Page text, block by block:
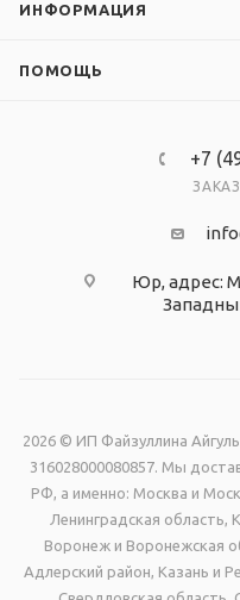
ИНФОРМАЦИЯ
ПОМОЩЬ
+7
Юр, адрес:
2026 © ИП Файзуллина
316028000080857. Мы
РФ, а именно: Москва и
Ленинградская область,
Воронеж и Воронежская
Адлерский район, Казань и